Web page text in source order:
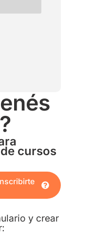
cursos
y crear